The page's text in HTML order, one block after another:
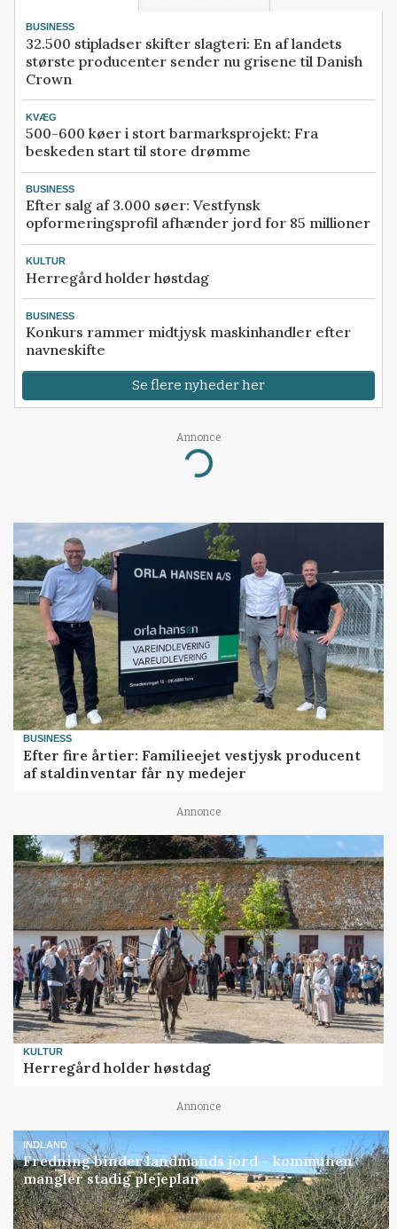
BUSINESS
32.500 stipladser skifter slagteri: En af landets
største producenter sender nu grisene til Danish
Crown
KVÆG
500-600 køer i stort barmarksprojekt: Fra
beskeden start til store drømme
BUSINESS
Efter salg af 3.000 søer: Vestfynsk
opformeringsprofil afhænder jord for 85 millioner
KULTUR
Herregård holder høstdag
BUSINESS
Konkurs rammer midtjysk maskinhandler efter
navneskifte
Se flere nyheder her
Annonce
Loading...
BUSINESS
Efter fire årtier: Familieejet vestjysk producent
af staldinventar får ny medejer
Annonce
KULTUR
Herregård holder høstdag
Annonce
INDLAND
Fredning binder landmands jord – kommunen
mangler stadig plejeplan
Annonce